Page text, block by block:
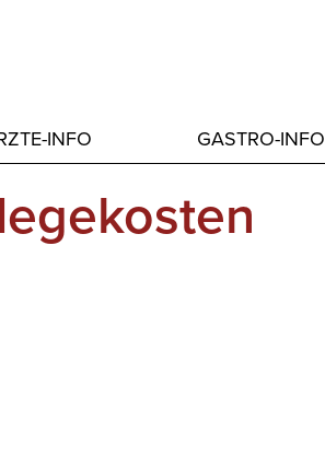
INFO GASTRO-INFO